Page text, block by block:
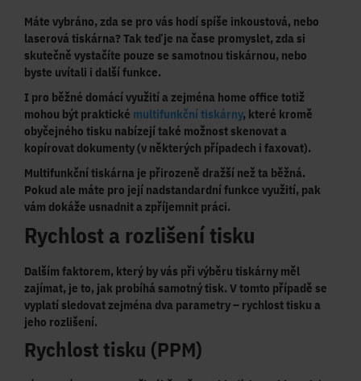
Máte vybráno, zda se pro vás hodí spíše inkoustová, nebo
laserová tiskárna? Tak teď je na čase promyslet, zda si
skutečně vystačíte pouze se samotnou tiskárnou, nebo
byste uvítali i další funkce.
I pro běžné domácí využití a zejména home office totiž
mohou být praktické multifunkční tiskárny, které kromě
obyčejného tisku nabízejí také možnost skenovat a
kopírovat dokumenty(v některých případech i faxovat).
Multifunkční tiskárna je přirozeně dražší než ta běžná.
Pokud ale máte pro její nadstandardní funkce využití, pak
vám dokáže usnadnit a zpříjemnit práci.
Rychlost a rozlišení tisku
Dalším faktorem, který by vás při výběru tiskárny měl
zajímat, je to, jak probíhá samotný tisk. V tomto případě se
vyplatí sledovat zejména dva parametry – rychlost tisku a
jeho rozlišení.
Rychlost tisku (PPM)